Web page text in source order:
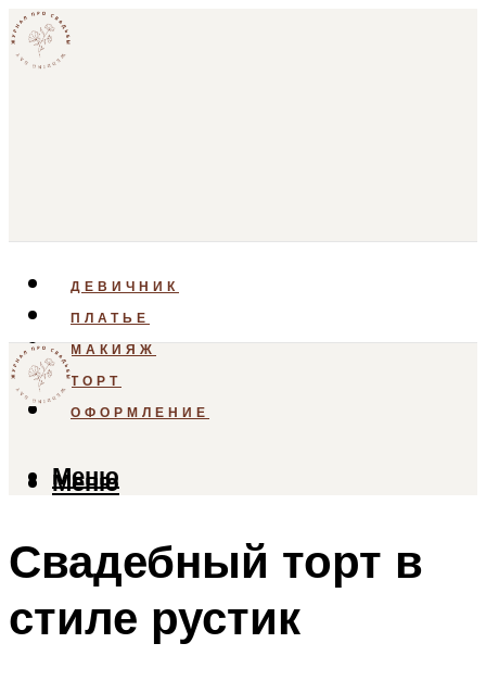
ДЕВИЧНИК
ПЛАТЬЕ
МАКИЯЖ
ТОРТ
ОФОРМЛЕНИЕ
Меню
Меню
Свадебный торт в
стиле рустик